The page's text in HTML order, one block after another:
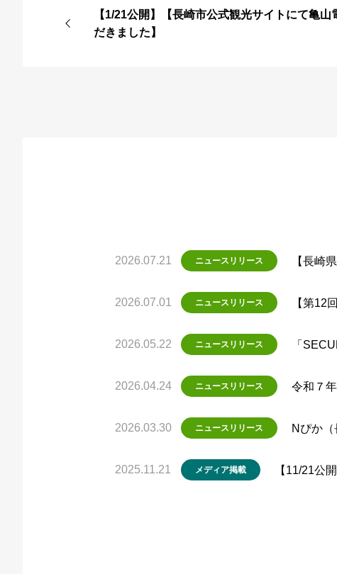
【1/21公開】【長崎市公式観光サイトにて亀山
だきました】
2026.07.21 ニュースリリース 【長崎
2026.07.01 ニュースリリース 【第12
2026.05.22 ニュースリリース 「
2026.04.24 ニュースリリース 令和７
2026.03.30 ニュースリリース Nぴか
2025.11.21 メディア掲載 【11/21公